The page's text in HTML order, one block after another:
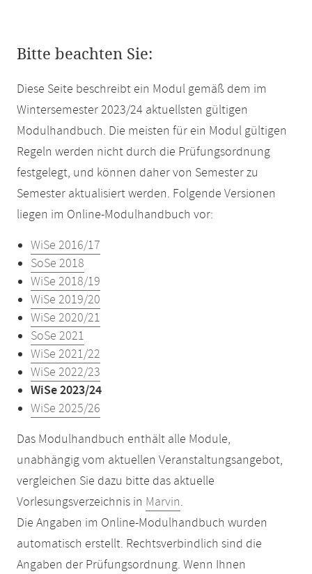
Bitte beachten Sie:
Diese Seite beschreibt ein Modul gemäß dem im
Wintersemester 2023/24 aktuellsten gültigen
Modulhandbuch. Die meisten für ein Modul gültigen
Regeln werden nicht durch die Prüfungsordnung
festgelegt, und können daher von Semester zu
Semester aktualisiert werden. Folgende Versionen
liegen im Online-Modulhandbuch vor:
WiSe 2016/17
SoSe 2018
WiSe 2018/19
WiSe 2019/20
WiSe 2020/21
SoSe 2021
WiSe 2021/22
WiSe 2022/23
WiSe 2023/24
WiSe 2025/26
Das Modulhandbuch enthält alle Module,
unabhängig vom aktuellen Veranstaltungsangebot,
vergleichen Sie dazu bitte das aktuelle
Vorlesungsverzeichnis in Marvin.
Die Angaben im Online-Modulhandbuch wurden
automatisch erstellt. Rechtsverbindlich sind die
Angaben der Prüfungsordnung. Wenn Ihnen